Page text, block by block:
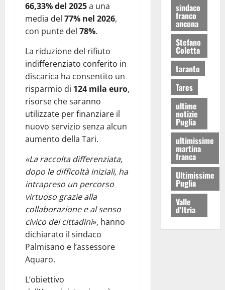
66,33% del 2025a una
media del 77% nel 2026,
con punte del 78%.
La riduzione del rifiuto
indifferenziato conferito in
discarica ha consentito un
risparmio di 124 mila euro,
risorse che saranno
utilizzate per finanziare il
nuovo servizio senza alcun
aumento della Tari.
«La raccolta differenziata,
dopo le difficoltà iniziali, ha
intrapreso un percorso
virtuoso grazie alla
collaborazione e al senso
civico dei cittadini», hanno
dichiarato il sindaco
Palmisano e l’assessore
Aquaro.
L’obiettivo
sindaco
franco
ancona
Stefano
Coletta
taranto
Tares
ultime
notizie
Puglia
ultimissime
martina
franca
Ultimissime
Puglia
Valle
d'Itria